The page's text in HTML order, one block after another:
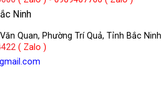
Ninh
Quan, Phường Trí Quả, Tỉnh Bắc Ninh
( Zalo )